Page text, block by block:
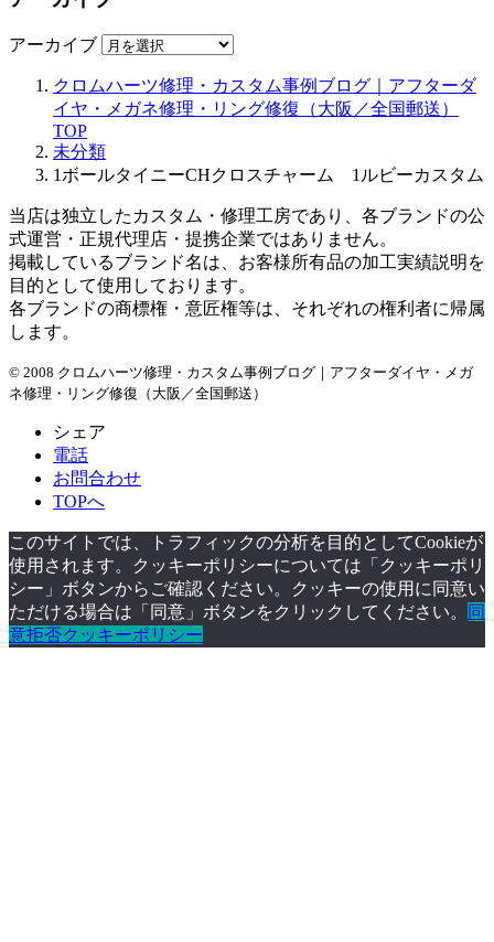
アーカイブ
クロムハーツ修理・カスタム事例ブログ｜アフターダ
イヤ・メガネ修理・リング修復（大阪／全国郵送）
TOP
未分類
1ボールタイニーCHクロスチャーム 1ルビーカスタム
当店は独立したカスタム・修理工房であり、各ブランドの公
式運営・正規代理店・提携企業ではありません。
掲載しているブランド名は、お客様所有品の加工実績説明を
目的として使用しております。
各ブランドの商標権・意匠権等は、それぞれの権利者に帰属
します。
© 2008 クロムハーツ修理・カスタム事例ブログ｜アフターダイヤ・メガ
ネ修理・リング修復（大阪／全国郵送）
シェア
電話
お問合わせ
TOPへ
このサイトでは、トラフィックの分析を目的としてCookieが
使用されます。クッキーポリシーについては「クッキーポリ
シー」ボタンからご確認ください。クッキーの使用に同意い
ただける場合は「同意」ボタンをクリックしてください。
同
意拒否クッキーポリシー